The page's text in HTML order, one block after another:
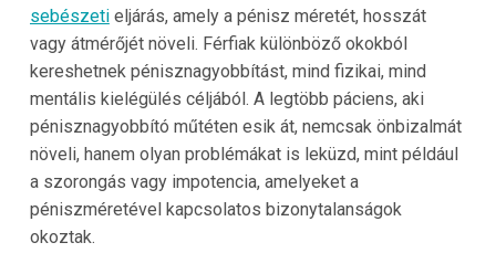
sebészetieljárás, amely a pénisz méretét, hosszát
vagy átmérőjét növeli. Férfiak különböző okokból
kereshetnek pénisznagyobbítást, mind fizikai, mind
mentális kielégülés céljából. A legtöbb páciens, aki
pénisznagyobbító műtéten esik át, nemcsak önbizalmát
növeli, hanem olyan problémákat is leküzd, mint például
a szorongás vagy impotencia, amelyeket a
péniszméretével kapcsolatos bizonytalanságok
okoztak.